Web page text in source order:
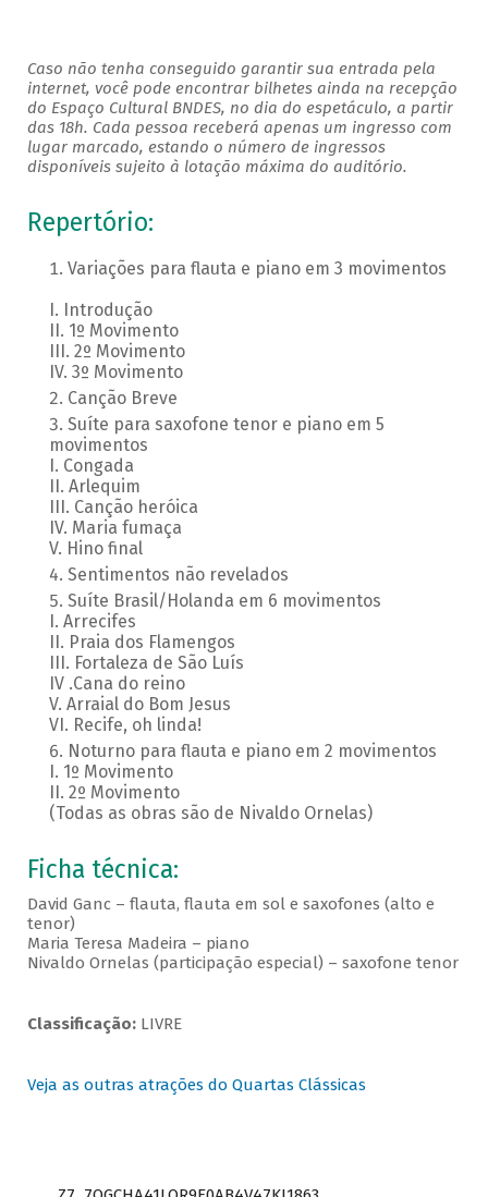
Caso não tenha conseguido garantir sua entrada pela
internet, você pode encontrar bilhetes ainda na recepção
do Espaço Cultural BNDES, no dia do espetáculo, a partir
das 18h. Cada pessoa receberá apenas um ingresso com
lugar marcado, estando o número de ingressos
disponíveis sujeito à lotação máxima do auditório.
Repertório:
Variações para flauta e piano em 3 movimentos
I. Introdução
II. 1º Movimento
III. 2º Movimento
IV. 3º Movimento
Canção Breve
Suíte para saxofone tenor e piano em 5
movimentos
I. Congada
II. Arlequim
III. Canção heróica
IV. Maria fumaça
V. Hino final
Sentimentos não revelados
Suíte Brasil/Holanda em 6 movimentos
I. Arrecifes
II. Praia dos Flamengos
III. Fortaleza de São Luís
IV .Cana do reino
V. Arraial do Bom Jesus
VI. Recife, oh linda!
Noturno para flauta e piano em 2 movimentos
I. 1º Movimento
II. 2º Movimento
(Todas as obras são de Nivaldo Ornelas)
Ficha técnica:
David Ganc – flauta, flauta em sol e saxofones (alto e
tenor)
Maria Teresa Madeira – piano
Nivaldo Ornelas (participação especial) – saxofone tenor
Classificação:LIVRE
Veja as outras atrações do Quartas Clássicas